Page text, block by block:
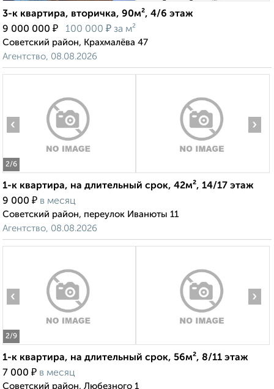
3-к квартира, вторичка, 90м², 4/6 этаж
9 000 000 ₽ 100 000 ₽ за м²
Советский район, Крахмалёва 47
Агентство, 08.08.2026
2/6
‹ ›
1-к квартира, на длительный срок, 42м², 14/17 этаж
9 000 ₽ в месяц
Советский район, переулок Иванюты 11
Агентство, 08.08.2026
2/9
‹ ›
1-к квартира, на длительный срок, 56м², 8/11 этаж
7 000 ₽ в месяц
Советский район, Любезного 1